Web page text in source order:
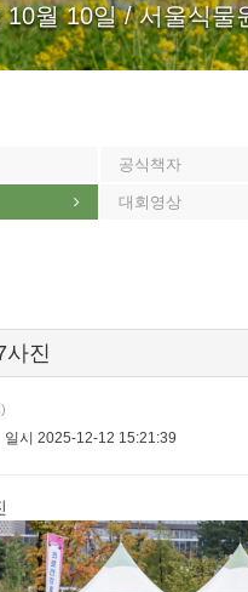
10월 10일 / 서울식물
공식책자
대회영상
진
일시 2025-12-12 15:21:39